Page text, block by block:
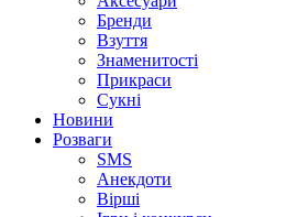
Бренди
Взуття
Знаменитості
Прикраси
Сукні
Новини
Розваги
SMS
Анекдоти
Вірші